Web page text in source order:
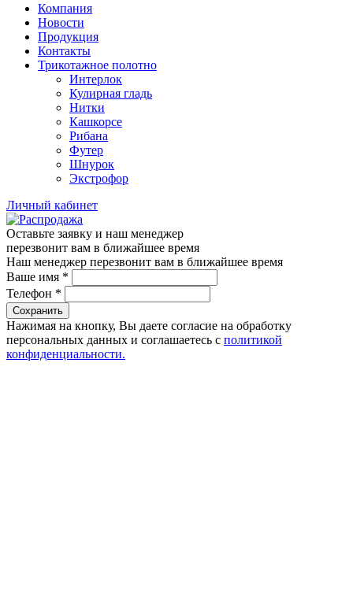
Компания
Новости
Продукция
Контакты
Трикотажное полотно
Интерлок
Кулирная гладь
Нитки
Кашкорсе
Рибана
Футер
Шнурок
Экстрофор
Личный кабинет
Оставьте заявку и наш менеджер
перезвонит вам в ближайшее время
Наш менеджер перезвонит вам в ближайшее время
Ваше имя *
Телефон *
Сохранить
Нажимая на кнопку, Вы даете согласие на обработку
персональных данных и соглашаетесь с политикой
конфиденциальности.